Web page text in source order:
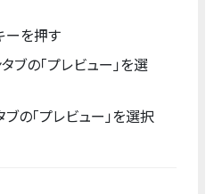
を押す
ブの「プレビュー」を選
の「プレビュー」を選択